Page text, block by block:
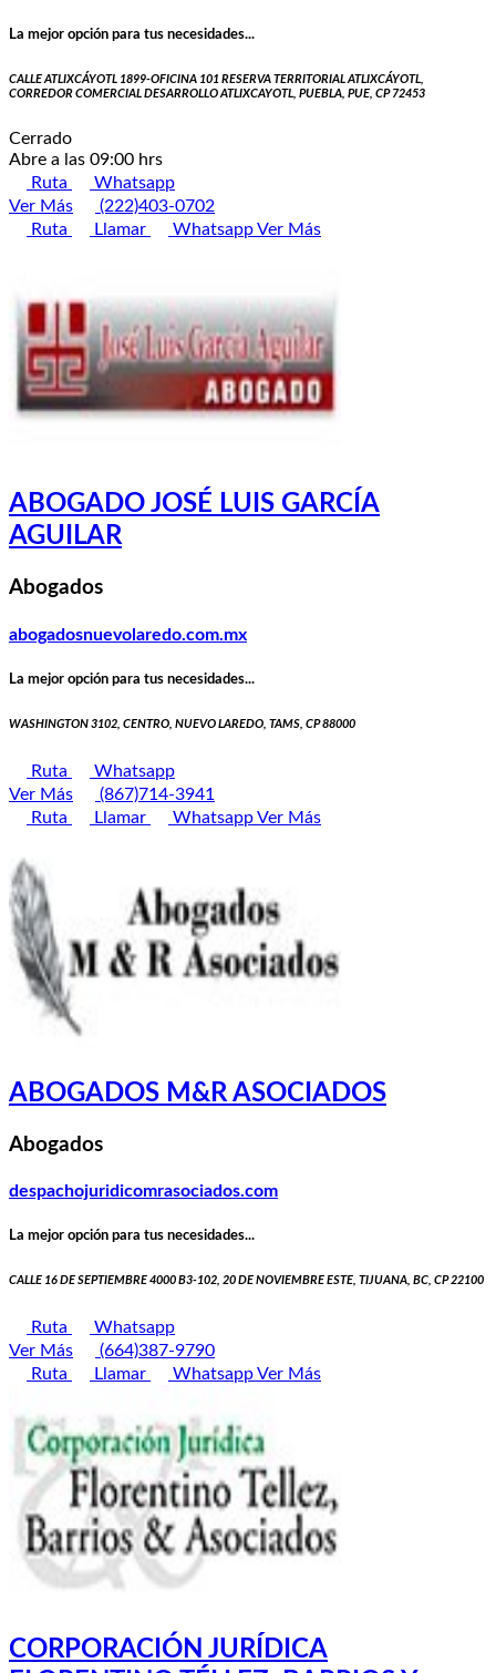
La mejor opción para tus necesidades...
CALLE ATLIXCÁYOTL 1899-OFICINA 101 RESERVA TERRITORIAL ATLIXCÁYOTL,
CORREDOR COMERCIAL DESARROLLO ATLIXCAYOTL, PUEBLA, PUE, CP 72453
Cerrado
Abre a las 09:00 hrs
Ruta
Whatsapp
Ver Más
(222)403-0702
Ruta
Llamar WhatsappVer Más
ABOGADO JOSÉ LUIS GARCÍA
AGUILAR
Abogados
abogadosnuevolaredo.com.mx
La mejor opción para tus necesidades...
WASHINGTON 3102, CENTRO, NUEVO LAREDO, TAMS, CP 88000
Ruta
Whatsapp
Ver Más
(867)714-3941
Ruta
Llamar WhatsappVer Más
ABOGADOS M&R ASOCIADOS
Abogados
despachojuridicomrasociados.com
La mejor opción para tus necesidades...
CALLE 16 DE SEPTIEMBRE 4000 B3-102, 20 DE NOVIEMBRE ESTE, TIJUANA, BC, CP 22100
Ruta
Whatsapp
Ver Más
(664)387-9790
Ruta
Llamar WhatsappVer Más
CORPORACIÓN JURÍDICA